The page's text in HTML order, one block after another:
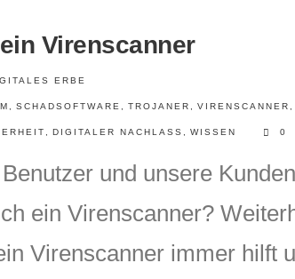
Virenscanner
ERBE
SCHADSOFTWARE TROJANER VIRENSCANNER
DIGITALER NACHLASS WISSEN 0
und unsere
ein Virenscanner?
Virenscanner immer hilft